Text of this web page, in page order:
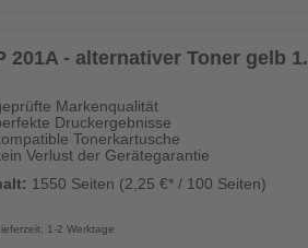
201A - alternativer Toner gelb
Markenqualität
Druckergebnisse
Tonerkartusche
Verlust der Gerätegarantie
1550 Seiten (2,25 €* / 100 Seiten)
1-2 Werktage